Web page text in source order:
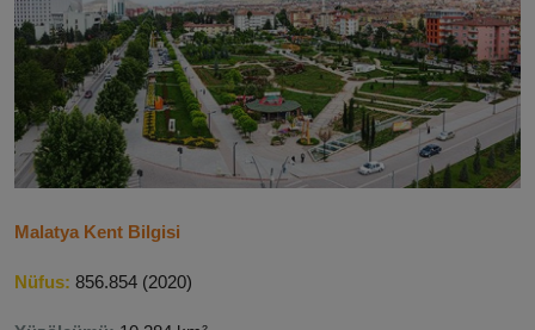
KENTSEL DÖNÜŞÜM
ŞİRKETLER
BELEDİYELER
Malatya Kent Bilgisi
Nüfus: 856.854 (2020)